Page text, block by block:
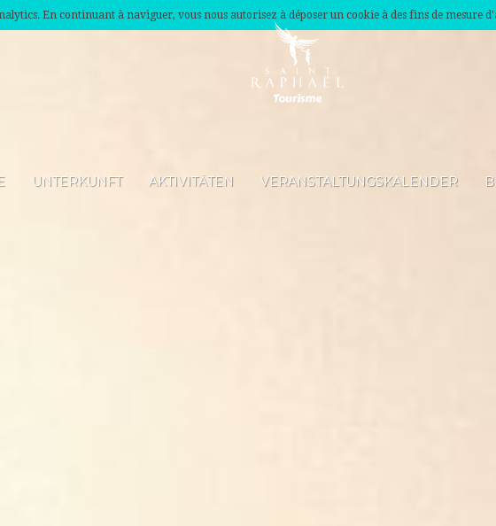
En continuant à naviguer, vous nous autorisez à déposer un cookie à des fins de mesure
UNTERKUNFT AKTIVITÄTEN VERANSTALTUNGSKALENDER